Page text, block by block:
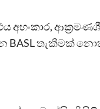
BASL තැකීමක්